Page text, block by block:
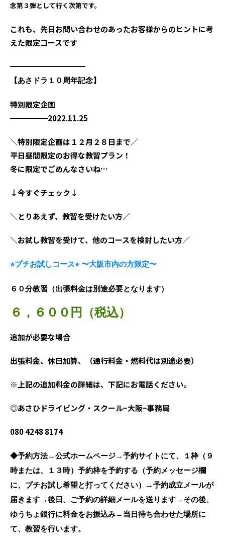
念第３弾として行く次第です。
これも、先日お問い合わせのあったお客様からのヒントに考
えた限定コースです
━━━━━━━━━━
【あさドラ１０周年記念】
特別限定企画
━━━━━2022.11.25
＼特別限定企画は１２月２８日まで／
平日昼間限定のお得な教習プラン！
冬に限定でごめんなさいね…
↓今すぐチェック↓
＼とりあえず、教習を受けたい方／
＼お試し教習を受けて、他のコースを検討したい方／
⭐︎プチお試しコース⭐︎ 〜大阪市内の方限定〜
６０分教習（出張料金は別途必要となります）
６，６００円（税込）
追加が必要な場合
出張料金、休日加算、（通行料金・燃料代は別途必要）
※上記の追加料金の詳細は、下記にお電話ください。
◎あさひドライビング・スクール−大阪−事務局
080 4248 8174
◆予約方法→公式ホームページ→予約サイトにて、１枠（９
時または、１３時）予約枠を予約する（予約メッセージ欄
に、プチお試し希望と打ってください）→予約成立メールが
届きます→後日、ご予約の詳細メールを送ります→その後、
ゆうちょ銀行に料金をお振込み→当日待ち合わせた場所に
て、教習を行います。